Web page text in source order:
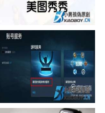
怎样给照片换背景